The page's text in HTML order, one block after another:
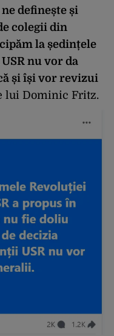
definește și
colegii din
la ședințele
nu vor da
și își vor revizui
lui Dominic Fritz.